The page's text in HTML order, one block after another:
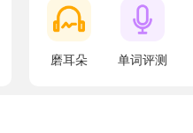
么时候看的？
until 11:00 pm.
磨耳朵 单词评测